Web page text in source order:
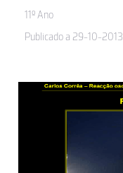
11º Ano
Publicado a 29-10-2013